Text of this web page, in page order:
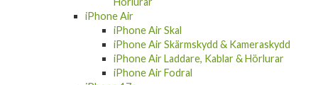
iPhone 17 Pro Max Skärmskydd &
Kameraskydd
iPhone 17 Pro Max Laddare, Kablar &
Hörlurar
iPhone Air
iPhone Air Skal